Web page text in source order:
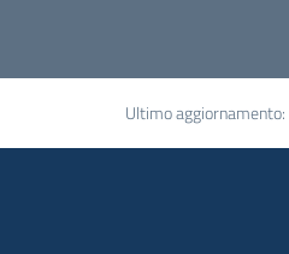
Ultimo aggiornamento: